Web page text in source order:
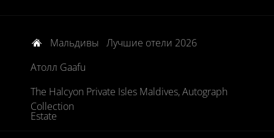
Мальдивы Лучшие отели 2026
Атолл Gaafu
The Halcyon Private Isles Maldives, Autograph
Collection
Estate